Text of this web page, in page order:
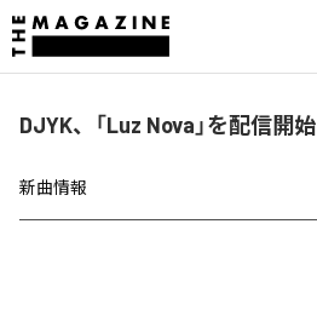
DJYK、「Luz Nova」を配信開始
新曲情報